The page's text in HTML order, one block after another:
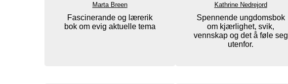
Marta Breen
Fascinerande og lærerik
bok om evig aktuelle tema
Kathrine Nedrejord
Spennende ungdomsbok
om kjærlighet, svik,
vennskap og det å føle seg
utenfor.